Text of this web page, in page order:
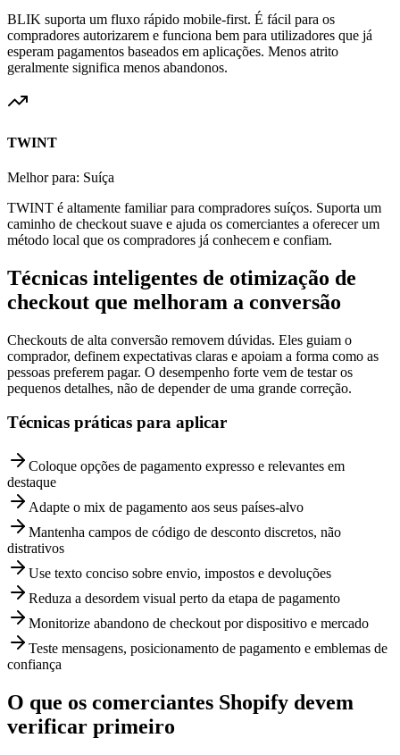
BLIK suporta um fluxo rápido mobile-first. É fácil para os
compradores autorizarem e funciona bem para utilizadores que já
esperam pagamentos baseados em aplicações. Menos atrito
geralmente significa menos abandonos.
TWINT
Melhor para: Suíça
TWINT é altamente familiar para compradores suíços. Suporta um
caminho de checkout suave e ajuda os comerciantes a oferecer um
método local que os compradores já conhecem e confiam.
Técnicas inteligentes de otimização de
checkout que melhoram a conversão
Checkouts de alta conversão removem dúvidas. Eles guiam o
comprador, definem expectativas claras e apoiam a forma como as
pessoas preferem pagar. O desempenho forte vem de testar os
pequenos detalhes, não de depender de uma grande correção.
Técnicas práticas para aplicar
Coloque opções de pagamento expresso e relevantes em
destaque
Adapte o mix de pagamento aos seus países-alvo
Mantenha campos de código de desconto discretos, não
distrativos
Use texto conciso sobre envio, impostos e devoluções
Reduza a desordem visual perto da etapa de pagamento
Monitorize abandono de checkout por dispositivo e mercado
Teste mensagens, posicionamento de pagamento e emblemas de
confiança
O que os comerciantes Shopify devem
verificar primeiro